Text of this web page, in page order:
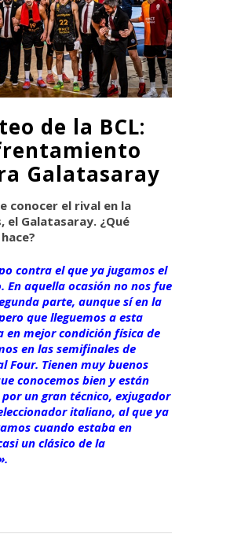
de la BCL:
Galatasaray
conocer el rival en la
el Galatasaray. ¿Qué
contra el que ya jugamos el
En aquella ocasión no nos fue
parte, aunque sí en la
que lleguemos a esta
en mejor condición física de
en las semifinales de
Four. Tienen muy buenos
conocemos bien y están
un gran técnico, exjugador
italiano, al que ya
cuando estaba en
un clásico de la